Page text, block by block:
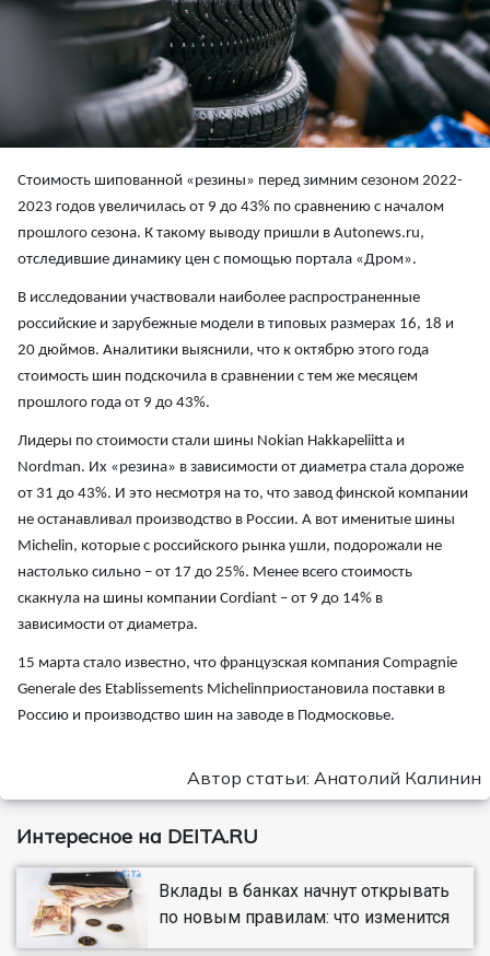
Стоимость шипованной «резины» перед зимним сезоном 2022-
2023 годов увеличилась от 9 до 43% по сравнению с началом
прошлого сезона. К такому выводу пришли в Autonews.ru,
отследившие динамику цен с помощью портала «Дром».
В исследовании участвовали наиболее распространенные
российские и зарубежные модели в типовых размерах 16, 18 и
20 дюймов. Аналитики выяснили, что к октябрю этого года
стоимость шин подскочила в сравнении с тем же месяцем
прошлого года от 9 до 43%.
Лидеры по стоимости стали шины Nokian Hakkapeliitta и
Nordman. Их «резина» в зависимости от диаметра стала дороже
от 31 до 43%. И это несмотря на то, что завод финской компании
не останавливал производство в России. А вот именитые шины
Michelin, которые с российского рынка ушли, подорожали не
настолько сильно – от 17 до 25%. Менее всего стоимость
скакнула на шины компании Cordiant – от 9 до 14% в
зависимости от диаметра.
15 марта стало известно, что французская компания Compagnie
Generale des Etablissements Michelinприостановила поставки в
Россию и производство шин на заводе в Подмосковье.
Автор статьи: Анатолий Калинин
Интересное на DEITA.RU
Вклады в банках начнут открывать
по новым правилам: что изменится